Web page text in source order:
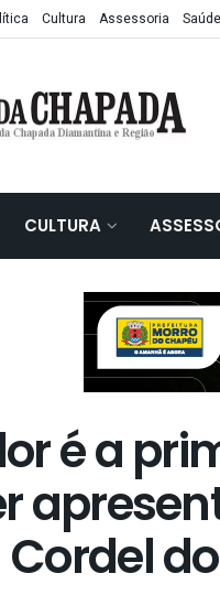
Cultura Assessoria Saúde
CULTURA
é a